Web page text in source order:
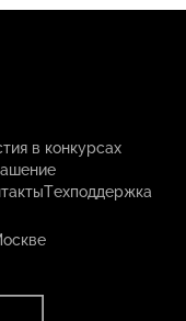
в конкурсах
Техподдержка